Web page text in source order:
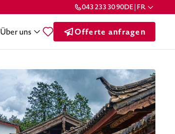
043 233 30 90DE | FR
Über uns Offerte anfragen